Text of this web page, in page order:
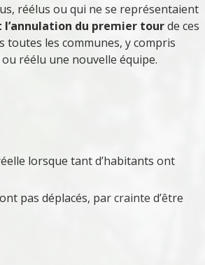
réélus ou qui ne se représentaient
l’annulation du premier tourde ces
toutes les communes, y compris
réélu une nouvelle équipe.
lorsque tant d’habitants ont
pas déplacés, par crainte d’être